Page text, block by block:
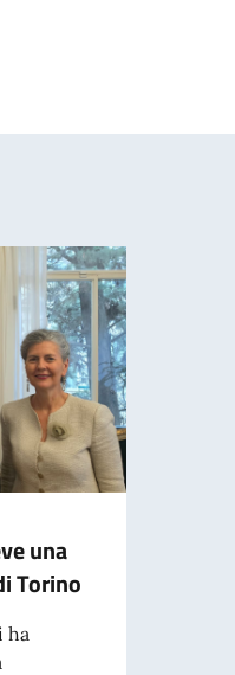
una
Torino
ha